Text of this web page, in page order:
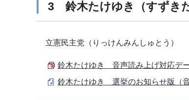
3 鈴木たけゆき（すずき
立憲民主党（りっけんみんしゅとう）
鈴木たけゆき 音声読み上げ対応デ
鈴木たけゆき 選挙のお知らせ版（音